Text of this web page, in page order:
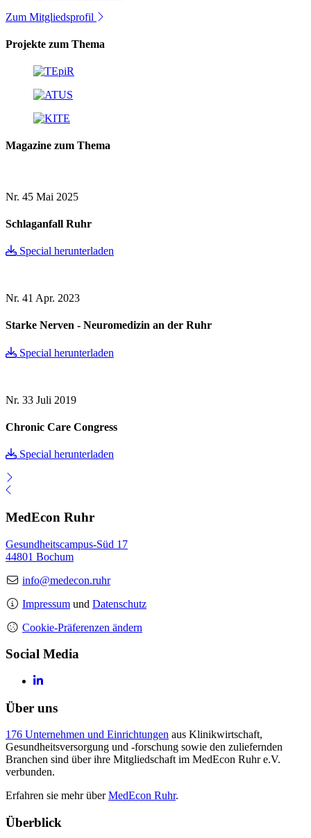
Zum Mitgliedsprofil
Projekte zum Thema
Magazine zum Thema
Nr. 45 Mai 2025
Schlaganfall Ruhr
Special herunterladen
Nr. 41 Apr. 2023
Starke Nerven - Neuromedizin an der Ruhr
Special herunterladen
Nr. 33 Juli 2019
Chronic Care Congress
Special herunterladen
MedEcon Ruhr
Gesundheitscampus-Süd 17
44801 Bochum
info@medecon.ruhr
Impressum und Datenschutz
Cookie-Präferenzen ändern
Social Media
Über uns
176 Unternehmen und Einrichtungen aus Klinikwirtschaft,
Gesundheitsversorgung und -forschung sowie den zuliefernden
Branchen sind über ihre Mitgliedschaft im MedEcon Ruhr e.V.
verbunden.
Erfahren sie mehr überMedEcon Ruhr.
Überblick